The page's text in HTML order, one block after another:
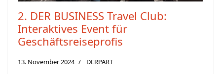
2. DER BUSINESS Travel Club:
Interaktives Event für
Geschäftsreiseprofis
13. November 2024 DERPART